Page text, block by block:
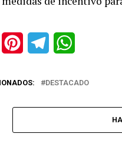
Twitter PinterestTelegram
DESTACADO